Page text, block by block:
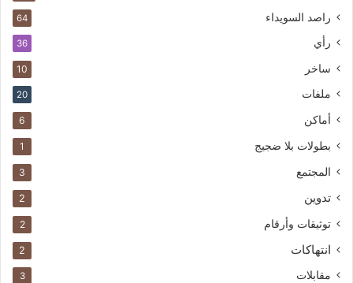
راصد السويداء 64
رأي 36
ساخر 10
ملفات 20
أماكن 6
بطولات بلا ضجيج 1
المجتمع 3
تدوين 2
توثيقات وأرقام 2
انتهاكات 2
مقابلات 3